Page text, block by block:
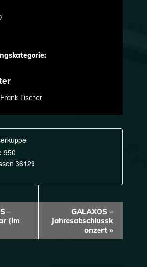
Tischer
950
36129
–
(im
GALAXOS –
Jahresabschlussk
onzert »